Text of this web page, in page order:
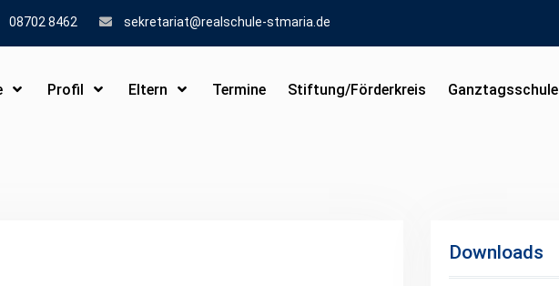
08702 8462 sekretariat@realschule-stmaria.de
Profil Eltern Termine Stiftung/Förderkreis Ganztagsschule
Downloads